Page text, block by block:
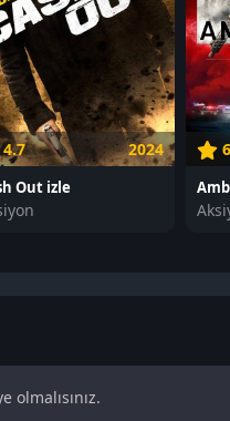
4.7 2024
Out izle
olmalısınız.